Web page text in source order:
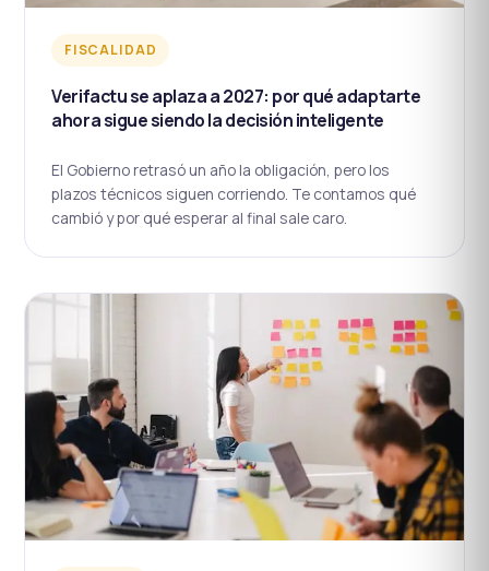
FISCALIDAD
Verifactu se aplaza a 2027: por qué adaptarte
ahora sigue siendo la decisión inteligente
El Gobierno retrasó un año la obligación, pero los
plazos técnicos siguen corriendo. Te contamos qué
cambió y por qué esperar al final sale caro.